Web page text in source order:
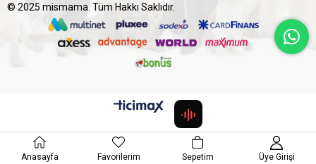
© 2025 mismama. Tüm Hakkı Saklıdır.
Anasayfa Favorilerim Sepetim Üye Girişi